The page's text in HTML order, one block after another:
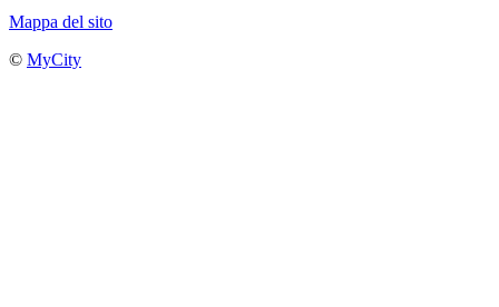
Mappa del sito
© MyCity